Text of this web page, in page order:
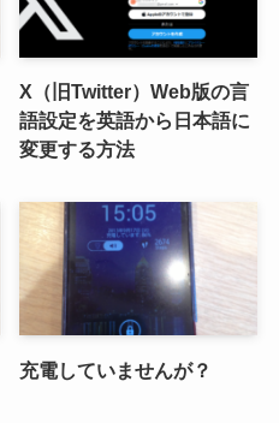
X（旧Twitter）Web版の言
語設定を英語から日本語に
変更する方法
充電していませんが？